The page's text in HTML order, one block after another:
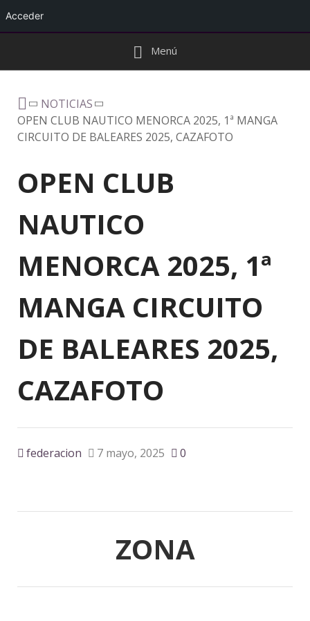
Menú
NOTICIAS
OPEN CLUB NAUTICO MENORCA 2025, 1ª MANGA
CIRCUITO DE BALEARES 2025, CAZAFOTO
OPEN CLUB
NAUTICO
MENORCA 2025, 1ª
MANGA CIRCUITO
DE BALEARES 2025,
CAZAFOTO
federacion 7 mayo, 2025 0
ZONA
Acceder